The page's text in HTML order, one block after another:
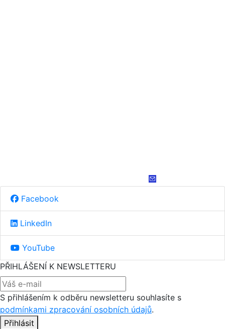
Facebook
LinkedIn
YouTube
PŘIHLÁŠENÍ K NEWSLETTERU
S přihlášením k odběru newsletteru souhlasíte s
podmínkami zpracování osobních údajů.
Přihlásit